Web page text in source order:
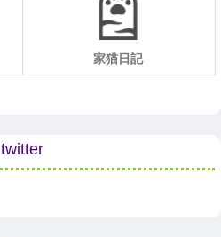
家猫日記
twitter